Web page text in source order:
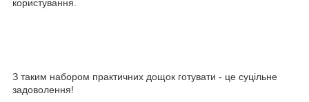
користування.
З таким набором практичних дощок готувати - це суцільне
задоволення!